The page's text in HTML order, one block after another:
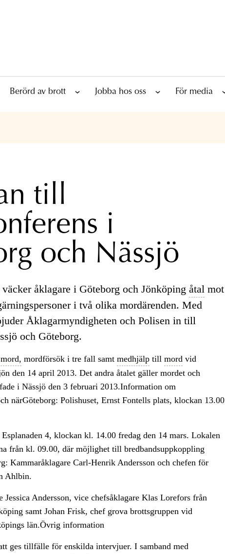
Berörd av brott Jobba hos oss För media
till
i
och Nässjö
åklagare i Göteborg och Jönköping åtal mot
i två olika mordärenden. Med
Åklagarmyndigheten och Polisen in till
och Göteborg.
mord, mordförsök i tre fall samt medhjälptill mord vid
den 14 april 2013. Det andra åtalet gäller mordet och
i Nässjö den 3 februari 2013.Information om
närGöteborg: Polishuset, Ernst Fontells plats, klockan 13.00
4, klockan kl. 14.00 fredag den 14 mars. Lokalen
från kl. 09.00, där möjlighet till bredbandsuppkoppling
Kammaråklagare Carl-Henrik Andersson och chefen för
Ahlbin.
Jessica Andersson, vice chefsåklagare Klas Lorefors från
samt Johan Frisk, chef grova brottsgruppen vid
län.Övrig information
ges tillfälle för enskilda intervjuer. I samband med